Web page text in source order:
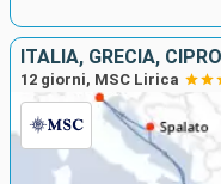
ITALIA, GRECIA,
12 giorni, MSC Lirica